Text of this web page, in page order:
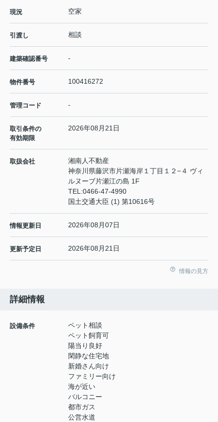
現況 空家
引渡し 相談
建築確認番号 -
物件番号 100416272
管理コード -
取引条件の
有効期限
2026年08月21日
取扱会社
湘南人不動産
神奈川県藤沢市片瀬海岸１丁目１２−４ ヴィ
ルヌーブ片瀬江の島 1F
TEL:0466-47-4990
国土交通大臣 (1) 第10616号
情報更新日 2026年08月07日
更新予定日 2026年08月21日
情報の見方
詳細情報
設備条件
ペット相談
ペット飼育可
陽当り良好
閑静な住宅地
新婚さん向け
ファミリー向け
海が近い
バルコニー
都市ガス
公営水道